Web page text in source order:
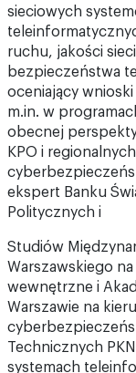
sieciowych
ruchu, jakości
bezpieczeństwa
oceniający
m.in. w
obecnej
KPO i
ekspert Banku
Politycznych i
Studiów
Warszawskiego
wewnętrzne i
Warszawie na
Technicznych
systemach